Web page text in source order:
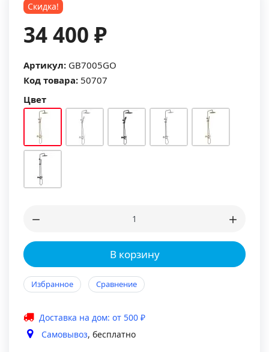
Скидка!
34 400 ₽
Артикул: GB7005GO
Код товара: 50707
Цвет
В корзину
Избранное Сравнение
Доставка на дом: от 500 ₽
Самовывоз, бесплатно